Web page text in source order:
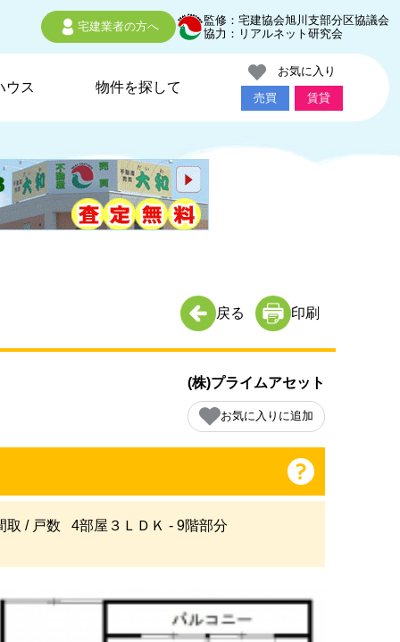
宅建業者の方へ
監修：宅建協会旭川支部分区協議会
協力：リアルネット研究会
ウス 物件を探して
お気に入り
売買
賃貸
戻る 印刷
(株)プライムアセット
お気に入りに追加
取 / 戸数 4部屋３ＬＤＫ - 9階部分